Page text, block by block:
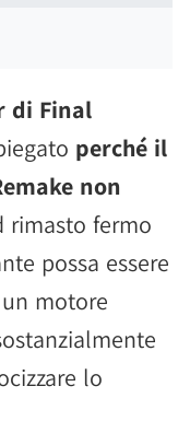
di Final
perché il
non
rimasto fermo
possa essere
motore
lo